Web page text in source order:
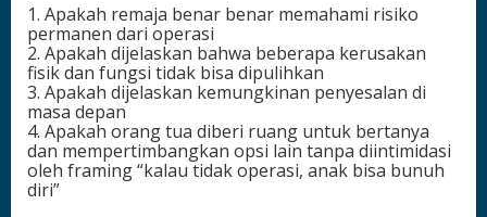
1. Apakah remaja benar benar memahami risiko
permanen dari operasi
2. Apakah dijelaskan bahwa beberapa kerusakan
fisik dan fungsi tidak bisa dipulihkan
3. Apakah dijelaskan kemungkinan penyesalan di
masa depan
4. Apakah orang tua diberi ruang untuk bertanya
dan mempertimbangkan opsi lain tanpa diintimidasi
oleh framing “kalau tidak operasi, anak bisa bunuh
diri”